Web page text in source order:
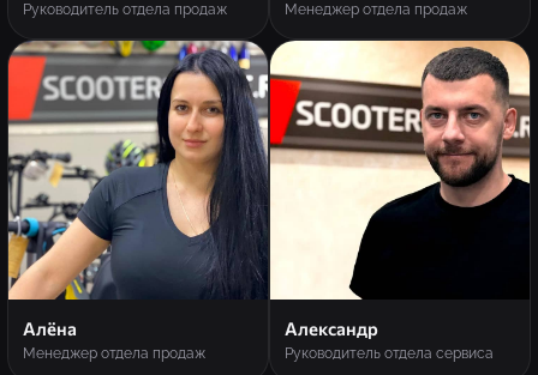
Руководитель отдела продаж Менеджер отдела продаж
Алёна
Менеджер отдела продаж
Александр
Руководитель отдела сервиса